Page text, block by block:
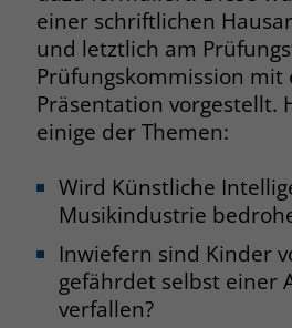
einer schriftlichen
und letztlich am
Prüfungskommission mit
Präsentation vorgestellt.
einige der Themen:
Wird Künstliche
Musikindustrie
Inwiefern sind Kinder
gefährdet selbst einer
verfallen?
Name PHPSESSID
Anbieter www.marianne-
Laufzeit
Zweck
Behält die
allen
Name cookie_optin